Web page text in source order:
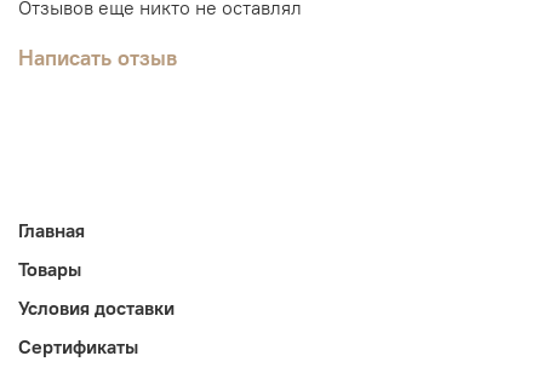
Отзывов еще никто не оставлял
Написать отзыв
Главная
Товары
Условия доставки
Сертификаты